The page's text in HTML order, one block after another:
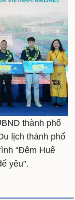
thành phố
lịch thành phố
“Đêm Huế
yêu”.